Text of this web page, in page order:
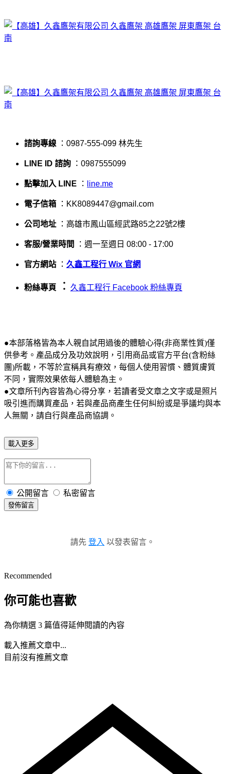
諮詢專線 ：0987-555-099 林先生
LINE ID 諮詢 ：0987555099
點擊加入 LINE ： line.me
電子信箱 ：KK8089447@gmail.com
公司地址 ：高雄市鳳山區經武路85之22號2樓
客服/營業時間 ：週一至週日 08:00 - 17:00
官方網站 ： 久鑫工程行 Wix 官網
粉絲專頁 ： 久鑫工程行 Facebook 粉絲專頁
●本部落格皆為本人親自試用過後的體驗心得(非商業性質)僅
供參考。產品成分及功效說明，引用商品或官方平台(含粉絲
團)所載，不等於宣稱具有療效，每個人使用習慣、體質膚質
不同，實際效果依每人體驗為主。
●文章所刊內容皆為心得分享，若讀者受文章之文字或是照片
吸引進而購買產品，若與產品商產生任何糾紛或是爭議均與本
人無關，請自行與產品商協調。
載入更多
公開留言 私密留言
發佈留言
請先 登入 以發表留言。
Recommended
你可能也喜歡
為你精選 3 篇值得延伸閱讀的內容
載入推薦文章中...
目前沒有推薦文章